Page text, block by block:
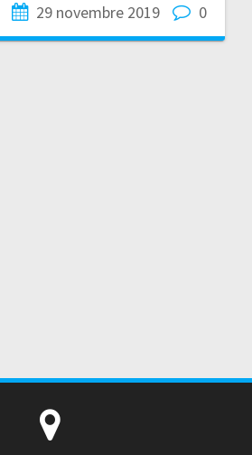
29 novembre 2019 0